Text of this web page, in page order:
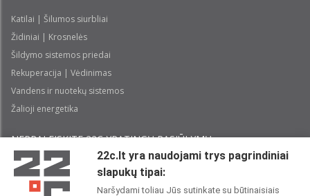
Katilai | Šilumos siurbliai
Židiniai | Krosnelės
Šildymo sistemos priedai
Rekuperacija | Vėdinimas
Vandens ir nuotekų sistemos
Žalioji energetika
NEPRALEISKITE 22С YPATINGŲ PASIŪLYMŲ:
22c.lt yra naudojami trys pagrindiniai
slapukų tipai:
Naršydami toliau Jūs sutinkate su būtinaisiais